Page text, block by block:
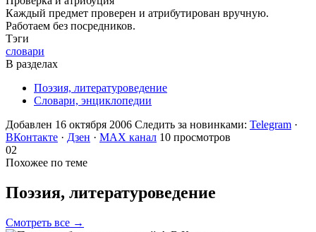
Каждый предмет проверен и атрибутирован вручную.
Работаем без посредников.
Тэги
словари
В разделах
Поэзия, литературоведение
Словари, энциклопедии
Добавлен 16 октября 2006 Следить за новинками: Telegram ·
ВКонтакте · Дзен · MAX канал 10 просмотров
02
Похожее по теме
Поэзия, литературоведение
Смотреть все →